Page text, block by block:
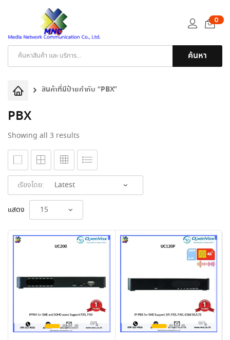
ค้นหา
0
สินค้าที่มีป้ายกำกับ “PBX”
PBX
Showing all 3 results
by
latest
เรียงโดย:
แสดง